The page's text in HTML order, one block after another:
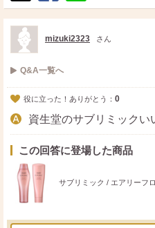
ポ
ス
ト
シ
ェ
送
る
mizuki2323 さん
Q&A一覧へ
役に立った！ありがとう： 0
資生堂のサブリミックい
この回答に登場した商品
サブリミック / エアリーフ